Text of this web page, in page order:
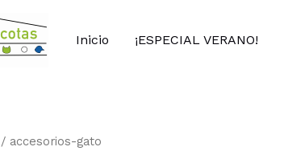
Inicio ¡ESPECIAL VERANO!
/ accesorios-gato